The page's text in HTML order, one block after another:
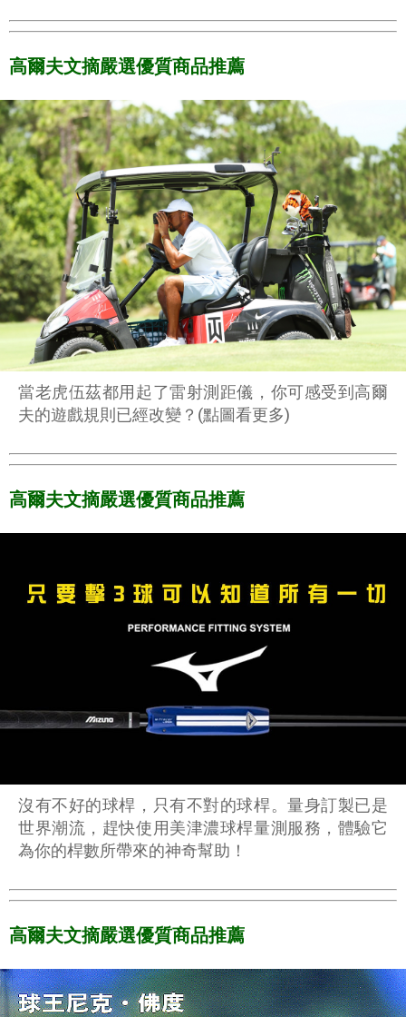
高爾夫文摘嚴選優質商品推薦
當老虎伍茲都用起了雷射測距儀，你可感受到高爾
夫的遊戲規則已經改變？(點圖看更多)
高爾夫文摘嚴選優質商品推薦
沒有不好的球桿，只有不對的球桿。量身訂製已是
世界潮流，趕快使用美津濃球桿量測服務，體驗它
為你的桿數所帶來的神奇幫助！
高爾夫文摘嚴選優質商品推薦